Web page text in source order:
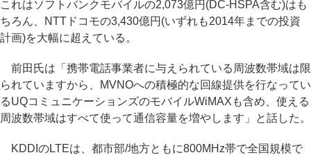
これはソフトバンクモバイルの2,073億円(DC-HSPA含む)はも
ちろん、NTTドコモの3,430億円(いずれも2014年までの投資
計画)を大幅に超えている。
前田氏は「携帯電話事業者に与えられている周波数帯域は限
られていますから、MVNOへの積極的な回線提供を行なってい
るUQコミュニケーションズのモバイルWiMAXも含め、使える
周波数帯域はすべて使って通信容量を増やします」と話した。
KDDIのLTEは、都市部/地方ともに800MHz帯で全国規模で